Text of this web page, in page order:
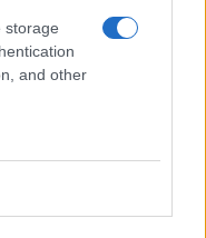
storage
and other